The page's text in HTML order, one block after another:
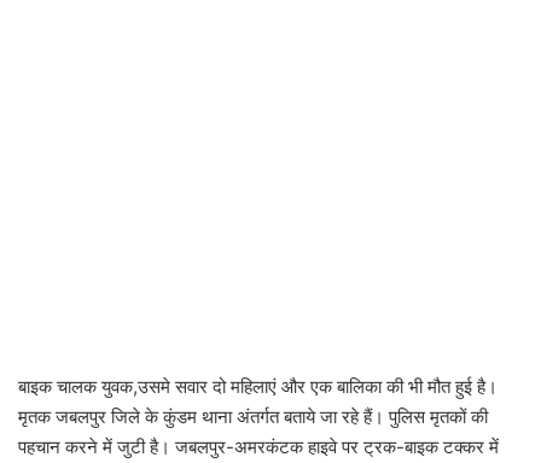
बाइक चालक युवक,उसमे सवार दो महिलाएं और एक बालिका की भी मौत हुई है।
मृतक जबलपुर जिले के कुंडम थाना अंतर्गत बताये जा रहे हैं। पुलिस मृतकों की
पहचान करने में जुटी है। जबलपुर-अमरकंटक हाइवे पर ट्रक-बाइक टक्कर में